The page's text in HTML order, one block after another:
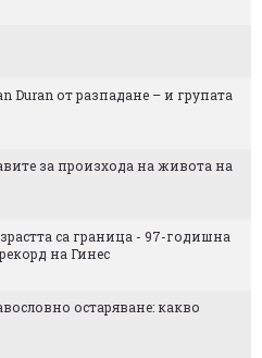
Duran от разпадане – и групата
за произхода на живота на
са граница - 97-годишна
на Гинес
остаряване: какво